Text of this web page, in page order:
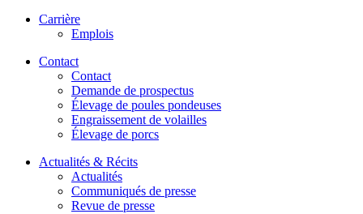
Carrière
Emplois
Contact
Contact
Demande de prospectus
Élevage de poules pondeuses
Engraissement de volailles
Élevage de porcs
Actualités & Récits
Actualités
Communiqués de presse
Revue de presse